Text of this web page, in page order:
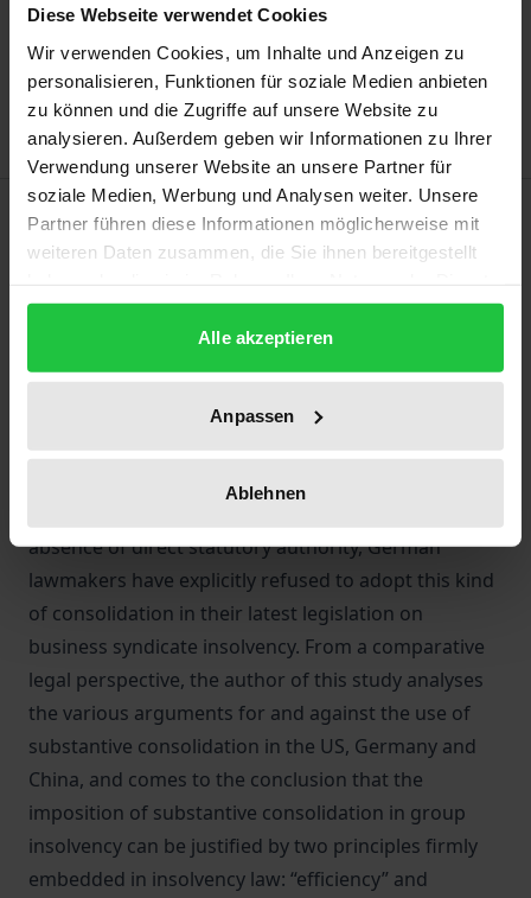
Diese Webseite verwendet Cookies
Wir verwenden Cookies, um Inhalte und Anzeigen zu
personalisieren, Funktionen für soziale Medien anbieten
zu können und die Zugriffe auf unsere Website zu
analysieren. Außerdem geben wir Informationen zu Ihrer
Verwendung unserer Website an unsere Partner für
soziale Medien, Werbung und Analysen weiter. Unsere
Partner führen diese Informationen möglicherweise mit
weiteren Daten zusammen, die Sie ihnen bereitgestellt
gesammelt haben.
Alle akzeptieren
Anpassen
Ablehnen
Add to Cart
Add to Wish List
Delivery cost notice
Description
business syndicates, to disregard the separate
identity of each one in appropriate circumstances
and consolidate their assets and liabilities, treating
them as if they were held and incurred by a single
entity. While substantive consolidation can be
absence of direct statutory authority, German
lawmakers have explicitly refused to adopt this kind
of consolidation in their latest legislation on
business syndicate insolvency. From a comparative
legal perspective, the author of this study analyses
the various arguments for and against the use of
substantive consolidation in the US, Germany and
China, and comes to the conclusion that the
imposition of substantive consolidation in group
insolvency can be justified by two principles firmly
embedded in insolvency law: “efficiency” and